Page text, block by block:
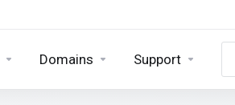
Domains Support